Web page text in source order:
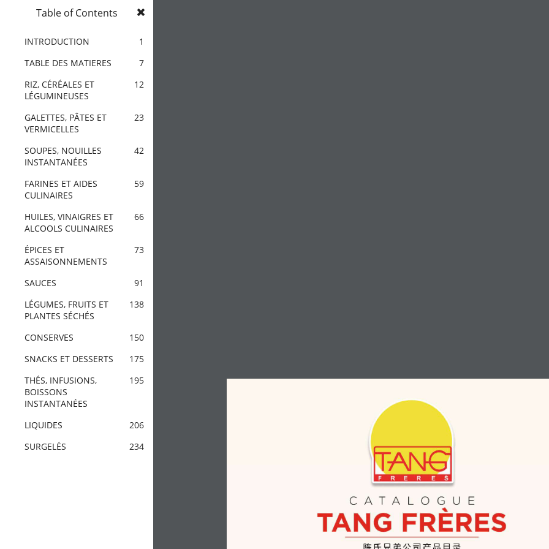
Catalogue
Table of Contents
INTRODUCTION
1
TABLE DES MATIERES
7
RIZ, CÉRÉALES ET
LÉGUMINEUSES
12
GALETTES, PÂTES ET
VERMICELLES
23
SOUPES, NOUILLES
INSTANTANÉES
42
FARINES ET AIDES
CULINAIRES
59
HUILES, VINAIGRES ET
ALCOOLS CULINAIRES
66
ÉPICES ET
ASSAISONNEMENTS
73
SAUCES
91
LÉGUMES, FRUITS ET
PLANTES SÉCHÉS
138
CONSERVES
150
SNACKS ET DESSERTS
175
THÉS, INFUSIONS,
BOISSONS
INSTANTANÉES
195
LIQUIDES
206
SURGELÉS
234